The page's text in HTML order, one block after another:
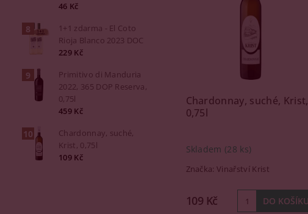
46 Kč
1+1 zdarma - El Coto
Rioja Blanco 2023 DOC
229 Kč
Primitivo di Manduria
2022, 365 DOP Reserva,
0,75l
459 Kč
Chardonnay, suché,
Krist, 0,75l
109 Kč
Chardonnay, suché, Krist,
0,75l
Skladem (28 ks)
Značka:Vinařství Krist
109 Kč